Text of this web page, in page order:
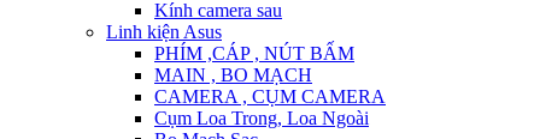
Kính camera sau
Linh kiện Asus
PHÍM ,CÁP , NÚT BẤM
MAIN , BO MẠCH
CAMERA , CỤM CAMERA
Cụm Loa Trong, Loa Ngoài